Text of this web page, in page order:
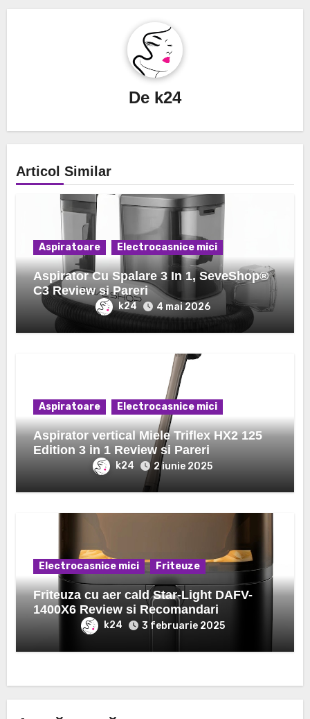
De k24
Articol Similar
Aspiratoare Electrocasnice mici
Aspirator Cu Spalare 3 In 1, SeveShop®
C3 Review si Pareri
k24 4 mai 2026
Aspiratoare Electrocasnice mici
Aspirator vertical Miele Triflex HX2 125
Edition 3 in 1 Review si Pareri
k24 2 iunie 2025
Electrocasnice mici Friteuze
Friteuza cu aer cald Star-Light DAFV-
1400X6 Review si Recomandari
k24 3 februarie 2025